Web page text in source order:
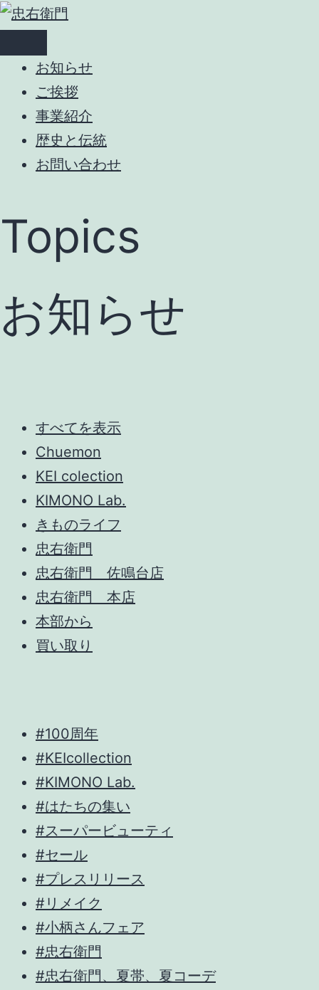
コ
テ
お知らせ
ご挨拶
事業紹介
歴史と伝統
お問い合わせ
Topics
お知らせ
すべてを表示
Chuemon
KEI colection
KIMONO Lab.
きものライフ
忠右衛門
忠右衛門 佐鳴台店
忠右衛門 本店
本部から
買い取り
#100周年
#KEIcollection
#KIMONO Lab.
#はたちの集い
#スーパービューティ
#セール
#プレスリリース
#リメイク
#小柄さんフェア
#忠右衛門
#忠右衛門、夏帯、夏コーデ